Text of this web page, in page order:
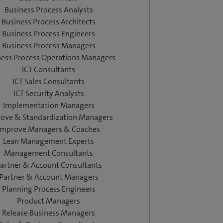
Business Process Analysts
Business Process Architects
Business Process Engineers
Business Process Managers
Process Operations Managers
ICT Consultants
ICT Sales Consultants
ICT Security Analysts
Implementation Managers
& Standardization Managers
Managers & Coaches
Lean Management Experts
Management Consultants
& Account Consultants
Partner & Account Managers
Planning Process Engineers
Product Managers
Release Business Managers